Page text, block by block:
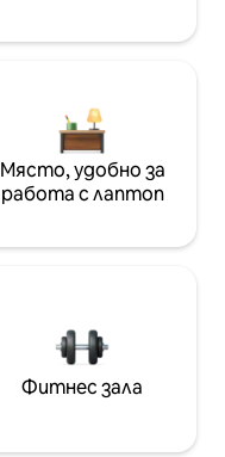
Място, удобно за
работа с лаптоп
Фитнес зала